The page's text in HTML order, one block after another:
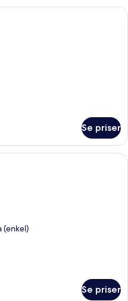
modernt kök med en inbyggd
Se priser
modern lägenhet med ett
(enkel)
Se priser